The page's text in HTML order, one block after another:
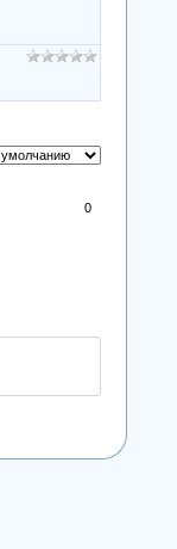
0